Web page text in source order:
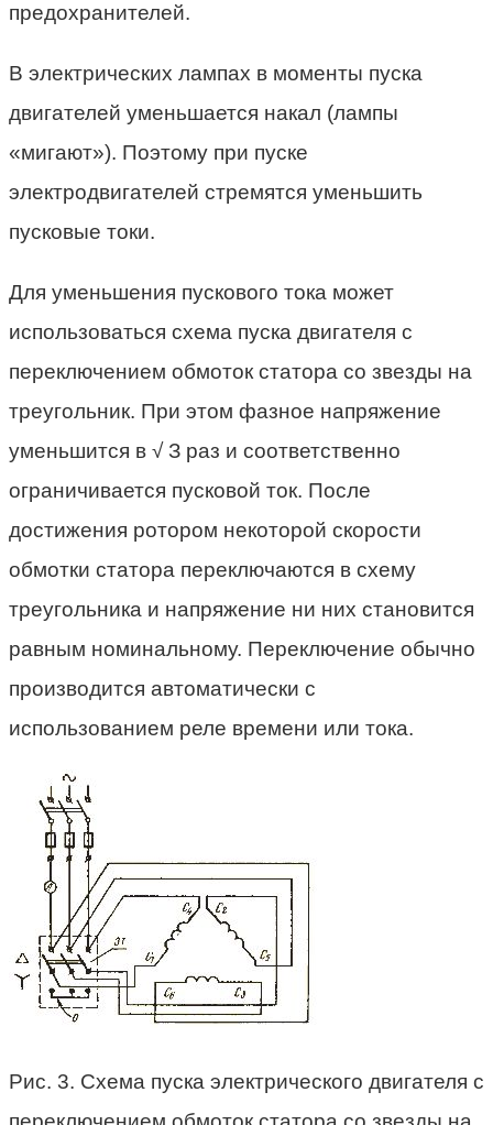
предохранителей.
В электрических лампах в моменты пуска
двигателей уменьшается накал (лампы
«мигают»). Поэтому при пуске
электродвигателей стремятся уменьшить
пусковые токи.
Для уменьшения пускового тока может
использоваться схема пуска двигателя с
переключением обмоток статора со звезды на
треугольник. При этом фазное напряжение
уменьшится в √ З раз и соответственно
ограничивается пусковой ток. После
достижения ротором некоторой скорости
обмотки статора переключаются в схему
треугольника и напряжение ни них становится
равным номинальному. Переключение обычно
производится автоматически с
использованием реле времени или тока.
Рис. 3. Схема пуска электрического двигателя с